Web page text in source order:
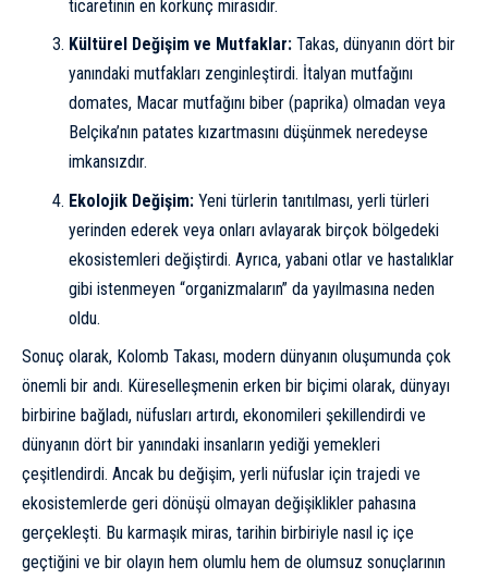
ticaretinin en korkunç mirasıdır.
Kültürel Değişim ve Mutfaklar:Takas, dünyanın dört bir
yanındaki mutfakları zenginleştirdi. İtalyan mutfağını
domates, Macar mutfağını biber (paprika) olmadan veya
Belçika’nın patates kızartmasını düşünmek neredeyse
imkansızdır.
Ekolojik Değişim:Yeni türlerin tanıtılması, yerli türleri
yerinden ederek veya onları avlayarak birçok bölgedeki
ekosistemleri değiştirdi. Ayrıca, yabani otlar ve hastalıklar
gibi istenmeyen “organizmaların” da yayılmasına neden
oldu.
Sonuç olarak, Kolomb Takası, modern dünyanın oluşumunda çok
önemli bir andı. Küreselleşmenin erken bir biçimi olarak, dünyayı
birbirine bağladı, nüfusları artırdı, ekonomileri şekillendirdi ve
dünyanın dört bir yanındaki insanların yediği yemekleri
çeşitlendirdi. Ancak bu değişim, yerli nüfuslar için trajedi ve
ekosistemlerde geri dönüşü olmayan değişiklikler pahasına
gerçekleşti. Bu karmaşık miras, tarihin birbiriyle nasıl iç içe
geçtiğini ve bir olayın hem olumlu hem de olumsuz sonuçlarının